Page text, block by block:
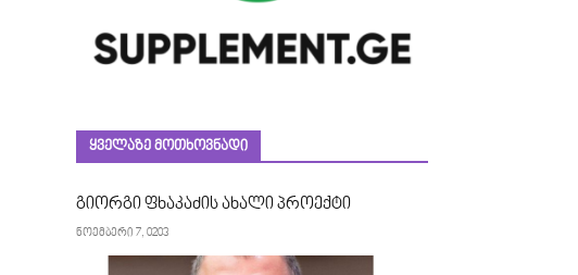
ᲧᲕᲔᲚᲐᲖᲔ ᲛᲝᲗᲮᲝᲕᲜᲐᲓᲘ
გიორგი ფხაკაძის ახალი პროექტი
ნოემბერი 7, 0203